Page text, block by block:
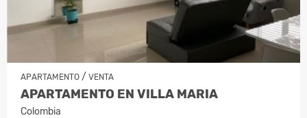
APARTAMENTO / VENTA
APARTAMENTO EN VILLA MARIA
Colombia